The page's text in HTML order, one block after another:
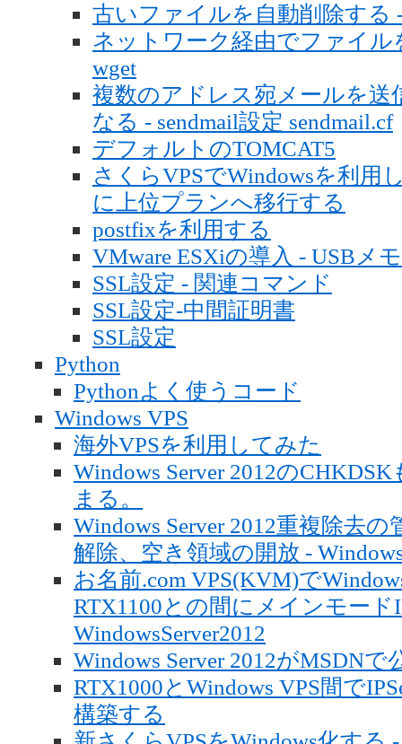
古いファイルを自動削除する
ネットワーク経由でファイ
wget
複数のアドレス宛メールを
なる - sendmail設定 sendmail.cf
デフォルトのTOMCAT5
さくらVPSでWindowsを利用
に上位プランへ移行する
postfixを利用する
VMware ESXiの導入 - USBメ
SSL設定 - 関連コマンド
SSL設定-中間証明書
SSL設定
Python
Pythonよく使うコード
Windows VPS
海外VPSを利用してみた
Windows Server 2012の
まる。
Windows Server 2012重複除去
解除、空き領域の開放 -
お名前.com VPS(KVM)で
RTX1100との間にメインモード
WindowsServer2012
Windows Server 2012がMSDNで
RTX1000とWindows VPS間で
構築する